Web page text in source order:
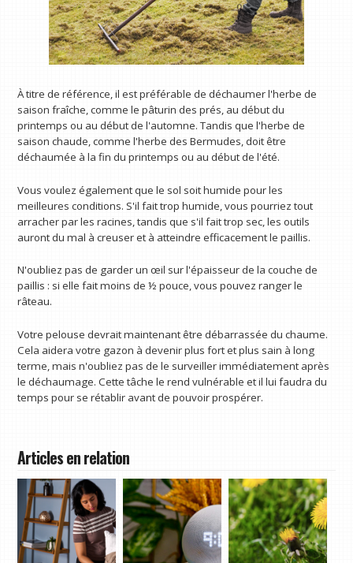
À titre de référence, il est préférable de déchaumer l'herbe de
saison fraîche, comme le pâturin des prés, au début du
printemps ou au début de l'automne. Tandis que l'herbe de
saison chaude, comme l'herbe des Bermudes, doit être
déchaumée à la fin du printemps ou au début de l'été.
Vous voulez également que le sol soit humide pour les
meilleures conditions. S'il fait trop humide, vous pourriez tout
arracher par les racines, tandis que s'il fait trop sec, les outils
auront du mal à creuser et à atteindre efficacement le paillis.
N'oubliez pas de garder un œil sur l'épaisseur de la couche de
paillis : si elle fait moins de ½ pouce, vous pouvez ranger le
râteau.
Votre pelouse devrait maintenant être débarrassée du chaume.
Cela aidera votre gazon à devenir plus fort et plus sain à long
terme, mais n'oubliez pas de le surveiller immédiatement après
le déchaumage. Cette tâche le rend vulnérable et il lui faudra du
temps pour se rétablir avant de pouvoir prospérer.
Articles en relation